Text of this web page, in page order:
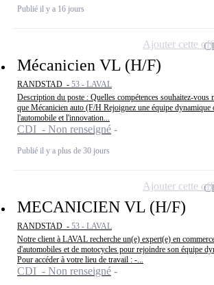
Publié il y a 16 jours
Mécanicien VL (H/F)
RANDSTAD - 53 - LAVAL
Description du poste : Quelles compétences souhaitez-vous
que Mécanicien auto (F/H Rejoignez une équipe
l'automobile et l'innovation...
CDI - Non renseigné
Publié il y a plus de 30 jours
Ajouter cette
MECANICIEN VL (H/F)
RANDSTAD - 53 - LAVAL
Notre client à LAVAL recherche un(e) expert(e) en
d'automobiles et de motocycles pour rejoindre son équipe
Pour accéder à votre lieu de travail : -...
CDI - Non renseigné
Ajouter cette